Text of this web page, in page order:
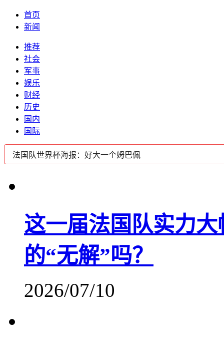
首页
新闻
推荐
社会
军事
娱乐
财经
历史
国内
国际
这一届法国队实力
的“无解”吗？
2026/07/10